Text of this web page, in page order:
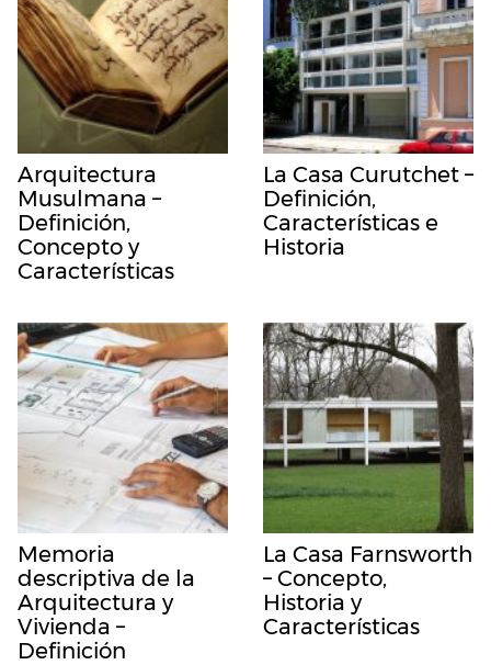
Arquitectura
Musulmana –
Definición,
Concepto y
Características
La Casa Curutchet –
Definición,
Características e
Historia
Memoria
descriptiva de la
Arquitectura y
Vivienda –
Definición
La Casa Farnsworth
– Concepto,
Historia y
Características